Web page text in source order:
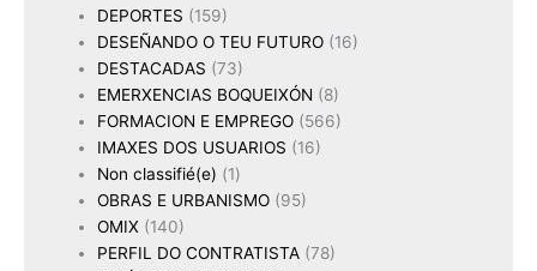
DEPORTES (159)
DESEÑANDO O TEU FUTURO (16)
DESTACADAS (73)
EMERXENCIAS BOQUEIXÓN (8)
FORMACION E EMPREGO (566)
IMAXES DOS USUARIOS (16)
Non classifié(e) (1)
OBRAS E URBANISMO (95)
OMIX (140)
PERFIL DO CONTRATISTA (78)